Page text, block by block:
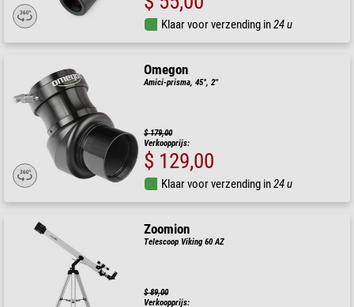
Klaar voor verzending in24 u
Omegon
Amici-prisma, 45°, 2''
$ 179,00
Verkoopprijs:
$ 129,00
Klaar voor verzending in24 u
Zoomion
Telescoop Viking 60 AZ
$ 89,00
Verkoopprijs: